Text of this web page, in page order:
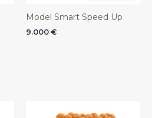
Model Smart Speed Up
9.000 €